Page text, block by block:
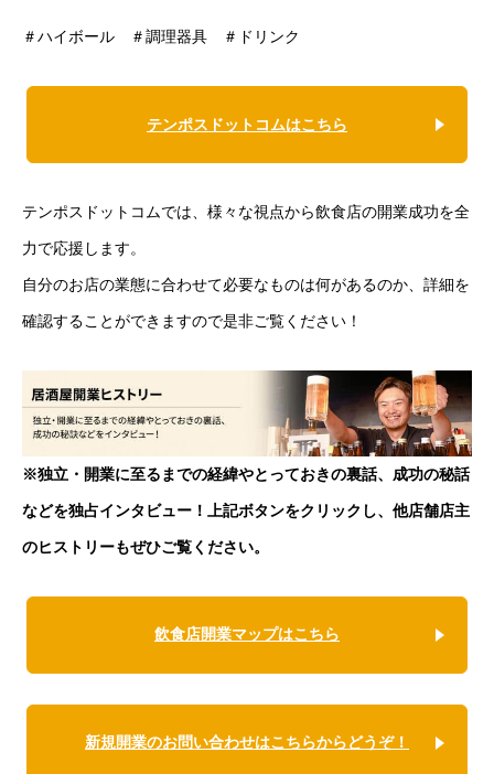
＃ハイボール ＃調理器具 ＃ドリンク
テンポスドットコムはこちら
テンポスドットコムでは、様々な視点から飲食店の開業成功を全
力で応援します。
自分のお店の業態に合わせて必要なものは何があるのか、詳細を
確認することができますので是非ご覧ください！
※独立・開業に至るまでの経緯やとっておきの裏話、成功の秘話
などを独占インタビュー！上記ボタンをクリックし、他店舗店主
のヒストリーもぜひご覧ください。
飲食店開業マップはこちら
新規開業のお問い合わせはこちらからどうぞ！